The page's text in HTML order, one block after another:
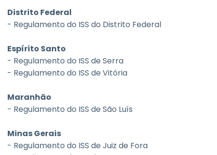
Distrito Federal
- Regulamento do ISS do Distrito Federal
Espírito Santo
- Regulamento do ISS de Serra
- Regulamento do ISS de Vitória
Maranhão
- Regulamento do ISS de São Luís
Minas Gerais
- Regulamento do ISS de Juiz de Fora